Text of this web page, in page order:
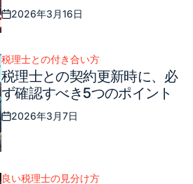
Posted
on
2026年3月16日
Posted
in
税理士との付き合い方
税理士との契約更新時に、必
ず確認すべき5つのポイント
Posted
on
2026年3月7日
良い税理士の見分け方